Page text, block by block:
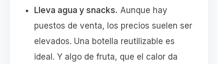
Lleva agua y snacks. Aunque hay
puestos de venta, los precios suelen ser
elevados. Una botella reutilizable es
ideal. Y algo de fruta, que el calor da